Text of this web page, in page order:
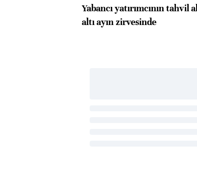
Yabancı yatırımcının tahvil
altı ayın zirvesinde